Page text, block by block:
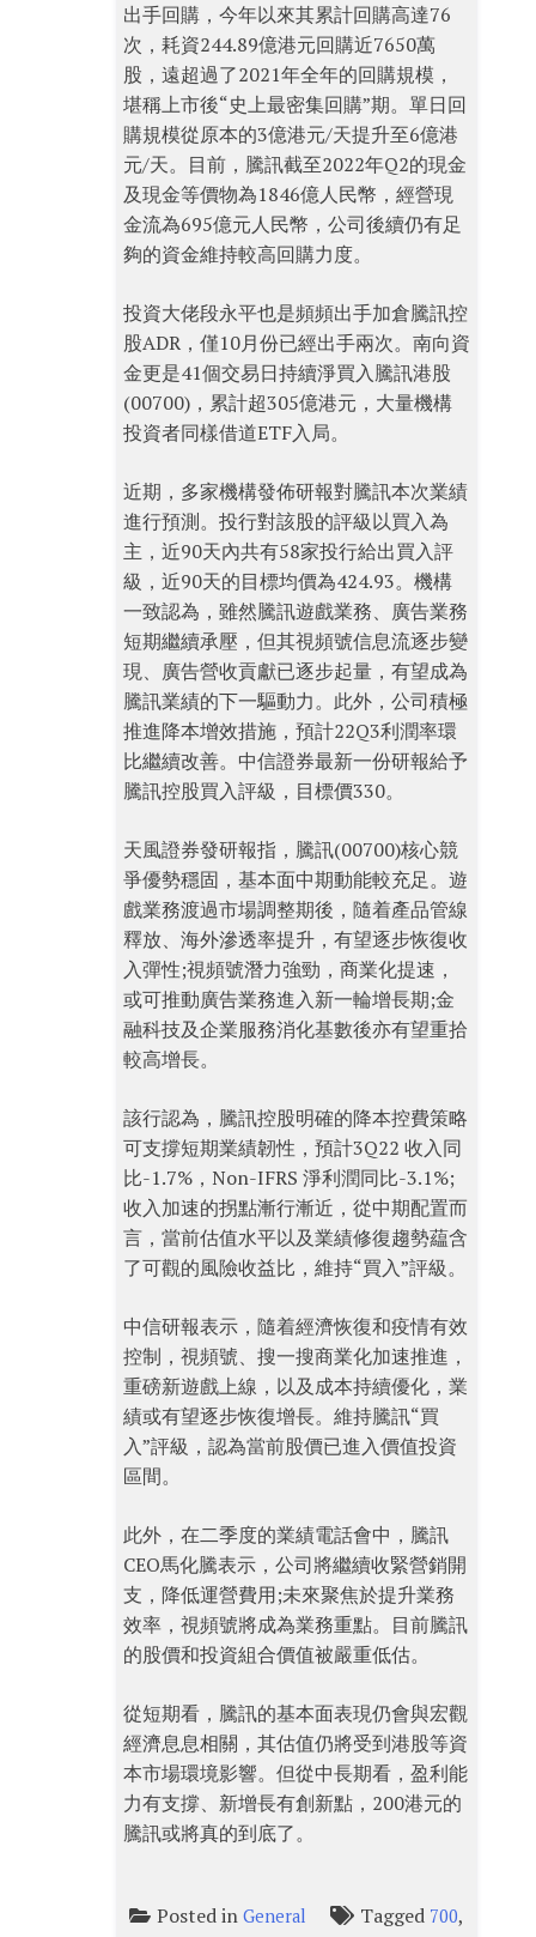
出手回購，今年以來其累計回購高達76
次，耗資244.89億港元回購近7650萬
股，遠超過了2021年全年的回購規模，
堪稱上市後“史上最密集回購”期。單日回
購規模從原本的3億港元/天提升至6億港
元/天。目前，騰訊截至2022年Q2的現金
及現金等價物為1846億人民幣，經營現
金流為695億元人民幣，公司後續仍有足
夠的資金維持較高回購力度。
投資大佬段永平也是頻頻出手加倉騰訊控
股ADR，僅10月份已經出手兩次。南向資
金更是41個交易日持續淨買入騰訊港股
(00700)，累計超305億港元，大量機構
投資者同樣借道ETF入局。
近期，多家機構發佈研報對騰訊本次業績
進行預測。投行對該股的評級以買入為
主，近90天內共有58家投行給出買入評
級，近90天的目標均價為424.93。機構
一致認為，雖然騰訊遊戲業務、廣告業務
短期繼續承壓，但其視頻號信息流逐步變
現、廣告營收貢獻已逐步起量，有望成為
騰訊業績的下一驅動力。此外，公司積極
推進降本增效措施，預計22Q3利潤率環
比繼續改善。中信證券最新一份研報給予
騰訊控股買入評級，目標價330。
天風證券發研報指，騰訊(00700)核心競
爭優勢穩固，基本面中期動能較充足。遊
戲業務渡過市場調整期後，隨着產品管線
釋放、海外滲透率提升，有望逐步恢復收
入彈性;視頻號潛力強勁，商業化提速，
或可推動廣告業務進入新一輪增長期;金
融科技及企業服務消化基數後亦有望重拾
較高增長。
該行認為，騰訊控股明確的降本控費策略
可支撐短期業績韌性，預計3Q22 收入同
比-1.7%，Non-IFRS 淨利潤同比-3.1%;
收入加速的拐點漸行漸近，從中期配置而
言，當前估值水平以及業績修復趨勢藴含
了可觀的風險收益比，維持“買入”評級。
中信研報表示，隨着經濟恢復和疫情有效
控制，視頻號、搜一搜商業化加速推進，
重磅新遊戲上線，以及成本持續優化，業
績或有望逐步恢復增長。維持騰訊“買
入”評級，認為當前股價已進入價值投資
區間。
此外，在二季度的業績電話會中，騰訊
CEO馬化騰表示，公司將繼續收緊營銷開
支，降低運營費用;未來聚焦於提升業務
效率，視頻號將成為業務重點。目前騰訊
的股價和投資組合價值被嚴重低估。
從短期看，騰訊的基本面表現仍會與宏觀
經濟息息相關，其估值仍將受到港股等資
本市場環境影響。但從中長期看，盈利能
力有支撐、新增長有創新點，200港元的
騰訊或將真的到底了。
Posted inGeneral Tagged 700,